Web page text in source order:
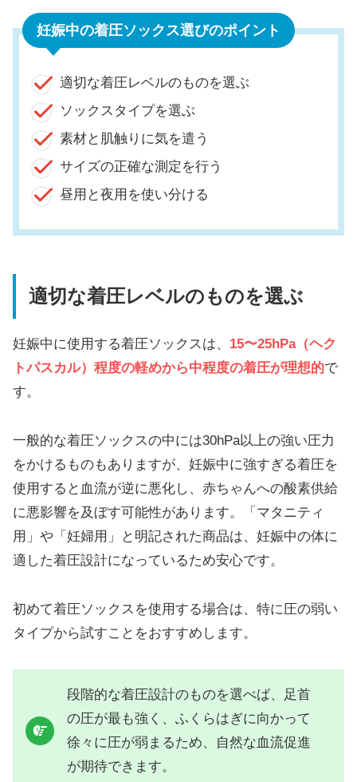
妊娠中の着圧ソックス選びのポイント
適切な着圧レベルのものを選ぶ
ソックスタイプを選ぶ
素材と肌触りに気を遣う
サイズの正確な測定を行う
昼用と夜用を使い分ける
適切な着圧レベルのものを選ぶ
妊娠中に使用する着圧ソックスは、 15〜25hPa（ヘク
トパスカル）程度の軽めから中程度の着圧が理想的で
す。
一般的な着圧ソックスの中には30hPa以上の強い圧力
をかけるものもありますが、妊娠中に強すぎる着圧を
使用すると血流が逆に悪化し、赤ちゃんへの酸素供給
に悪影響を及ぼす可能性があります。「マタニティ
用」や「妊婦用」と明記された商品は、妊娠中の体に
適した着圧設計になっているため安心です。
初めて着圧ソックスを使用する場合は、特に圧の弱い
タイプから試すことをおすすめします。
段階的な着圧設計のものを選べば、足首
の圧が最も強く、ふくらはぎに向かって
徐々に圧が弱まるため、自然な血流促進
が期待できます。